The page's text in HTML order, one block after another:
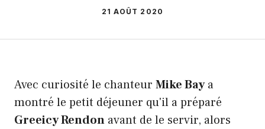
21 AOÛT 2020
Avec curiosité le chanteur Mike Baya
montré le petit déjeuner qu'il a préparé
Greeicy Rendon avant de le servir, alors